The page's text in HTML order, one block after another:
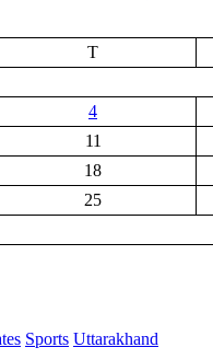
T
4
11
18
25
Sports Uttarakhand